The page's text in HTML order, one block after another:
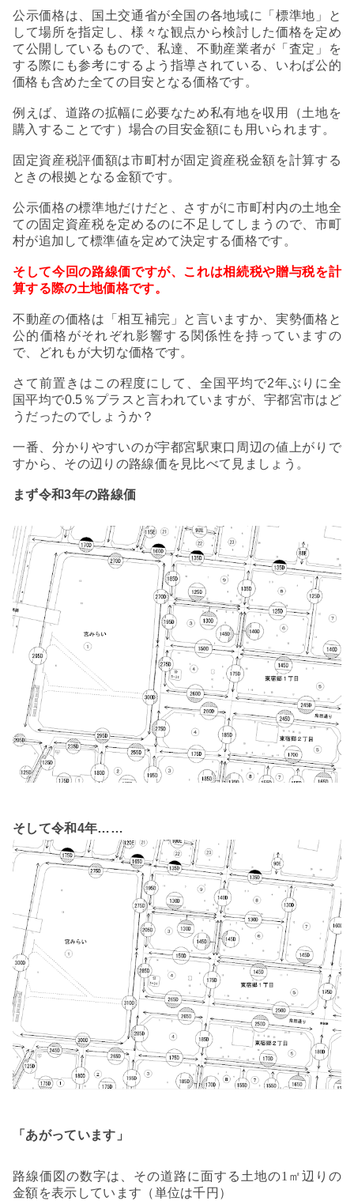
公示価格は、国土交通省が全国の各地域に「標準地」と
して場所を指定し、様々な観点から検討した価格を定め
て公開しているもので、私達、不動産業者が「査定」を
する際にも参考にするよう指導されている、いわば公的
価格も含めた全ての目安となる価格です。
例えば、道路の拡幅に必要なため私有地を収用（土地を
購入することです）場合の目安金額にも用いられます。
固定資産税評価額は市町村が固定資産税金額を計算する
ときの根拠となる金額です。
公示価格の標準地だけだと、さすがに市町村内の土地全
ての固定資産税を定めるのに不足してしまうので、市町
村が追加して標準値を定めて決定する価格です。
そして今回の路線価ですが、これは相続税や贈与税を計
算する際の土地価格です。
不動産の価格は「相互補完」と言いますか、実勢価格と
公的価格がそれぞれ影響する関係性を持っていますの
で、どれもが大切な価格です。
さて前置きはこの程度にして、全国平均で2年ぶりに全
国平均で0.5％プラスと言われていますが、宇都宮市はど
うだったのでしょうか？
一番、分かりやすいのが宇都宮駅東口周辺の値上がりで
すから、その辺りの路線価を見比べて見ましょう。
まず令和3年の路線価
そして令和4年……
「あがっています」
路線価図の数字は、その道路に面する土地の1㎡辺りの
金額を表示しています（単位は千円）